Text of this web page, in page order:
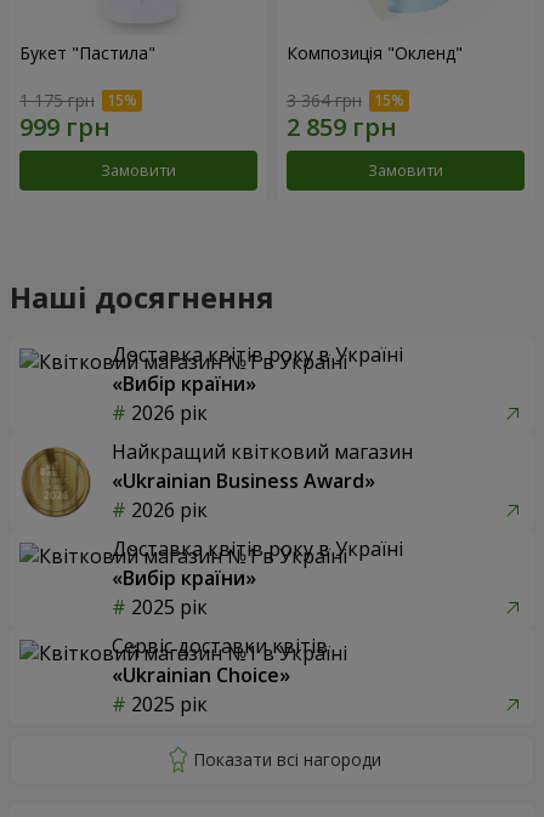
Букет "Пастила"
1 175 грн
Замовити
Композиція "Окленд"
3 364 грн
Замовити
Наші досягнення
Доставка квітів року в Україні
«Вибір країни»
2026 рік
Найкращий квітковий магазин
«Ukrainian Business Award»
2026 рік
Доставка квітів року в Україні
«Вибір країни»
2025 рік
Сервіс доставки квітів
«Ukrainian Choice»
2025 рік